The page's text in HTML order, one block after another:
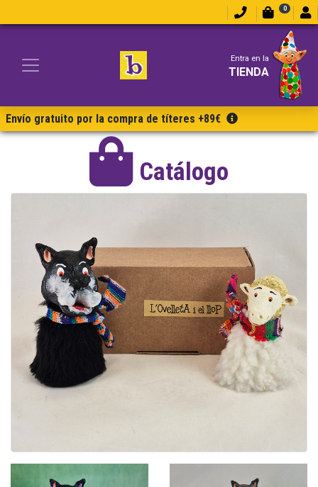
0
Entra en la
TIENDA
Envío gratuito por la compra de títeres +89€
Catálogo